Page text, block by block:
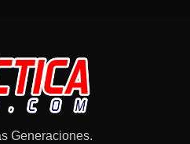
Generaciones.